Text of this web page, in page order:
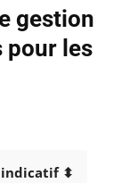
gestion
pour les
indicatif ⬍